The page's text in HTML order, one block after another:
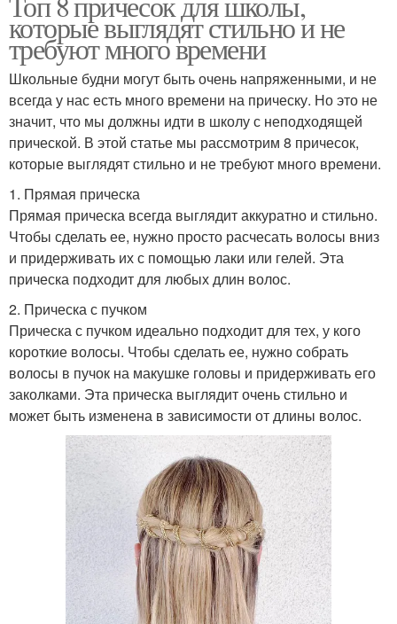
которые выглядят стильно и не
требуют много времени
Школьные будни могут быть очень напряженными, и не
всегда у нас есть много времени на прическу. Но это не
значит, что мы должны идти в школу с неподходящей
прической. В этой статье мы рассмотрим 8 причесок,
которые выглядят стильно и не требуют много времени.
1. Прямая прическа
Прямая прическа всегда выглядит аккуратно и стильно.
Чтобы сделать ее, нужно просто расчесать волосы вниз
и придерживать их с помощью лаки или гелей. Эта
прическа подходит для любых длин волос.
2. Прическа с пучком
Прическа с пучком идеально подходит для тех, у кого
короткие волосы. Чтобы сделать ее, нужно собрать
волосы в пучок на макушке головы и придерживать его
заколками. Эта прическа выглядит очень стильно и
может быть изменена в зависимости от длины волос.